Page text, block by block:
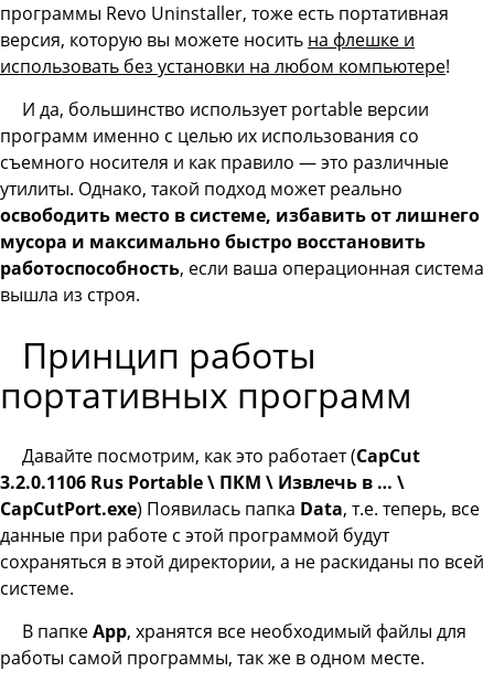
программы Revo Uninstaller, тоже есть портативная
версия, которую вы можете носить на флешке и
использовать без установки на любом компьютере!
И да, большинство использует portable версии
программ именно с целью их использования со
съемного носителя и как правило — это различные
утилиты. Однако, такой подход может реально
освободить место в системе, избавить от лишнего
мусора и максимально быстро восстановить
работоспособность, если ваша операционная система
вышла из строя.
Принцип работы
портативных программ
Давайте посмотрим, как это работает (CapCut
3.2.0.1106 Rus Portable \ ПКМ \ Извлечь в … \
CapCutPort.exe) Появилась папка Data, т.е. теперь, все
данные при работе с этой программой будут
сохраняться в этой директории, а не раскиданы по всей
системе.
В папкеApp, хранятся все необходимый файлы для
работы самой программы, так же в одном месте.